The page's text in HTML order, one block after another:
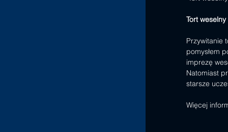
Tort
Przywitanie
pomysłem
imprezę
Natomiast
starsze
Więcej